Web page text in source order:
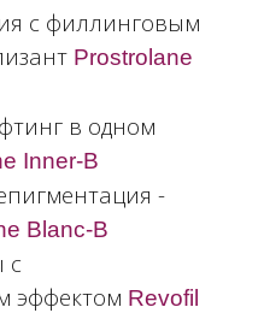
с филлинговым
Prostrolane
в одном
Inner-B
-
Blanc-B
с
эффектом Revofil